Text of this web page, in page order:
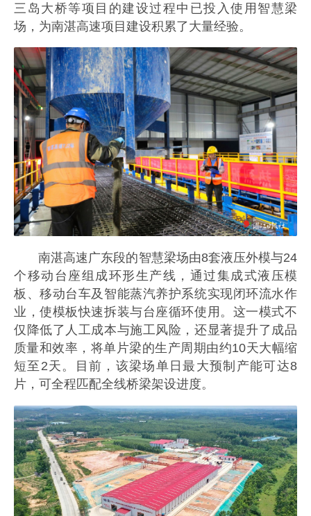
三岛大桥等项目的建设过程中已投入使用智慧梁
场，为南湛高速项目建设积累了大量经验。
南湛高速广东段的智慧梁场由8套液压外模与24
个移动台座组成环形生产线，通过集成式液压模
板、移动台车及智能蒸汽养护系统实现闭环流水作
业，使模板快速拆装与台座循环使用。这一模式不
仅降低了人工成本与施工风险，还显著提升了成品
质量和效率，将单片梁的生产周期由约10天大幅缩
短至2天。目前，该梁场单日最大预制产能可达8
片，可全程匹配全线桥梁架设进度。